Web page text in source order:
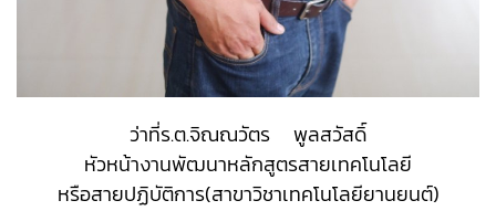
ว่าที่ร.ต.จิณณวัตร พูลสวัสดิ์
หัวหน้างานพัฒนาหลักสูตรสายเทคโนโลยี
หรือสายปฏิบัติการ(สาขาวิชาเทคโนโลยียานยนต์)